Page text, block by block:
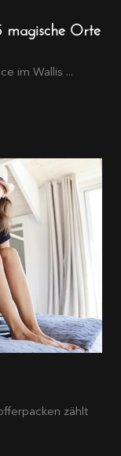
magische Orte
im Wallis ...
zählt